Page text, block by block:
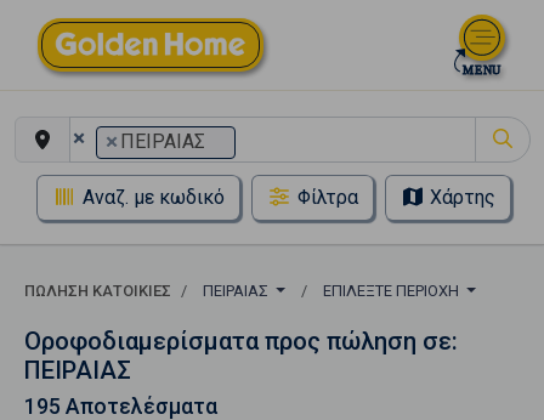
× × ΠΕΙΡΑΙΑΣ
Αναζ. με κωδικό Φίλτρα Χάρτης
ΠΏΛΗΣΗ ΚΑΤΟΙΚΊΕΣ ΠΕΙΡΑΙΑΣ ΕΠΙΛΈΞΤΕ ΠΕΡΙΟΧΉ
Οροφοδιαμερίσματα προς πώληση σε:
ΠΕΙΡΑΙΑΣ
195 Αποτελέσματα